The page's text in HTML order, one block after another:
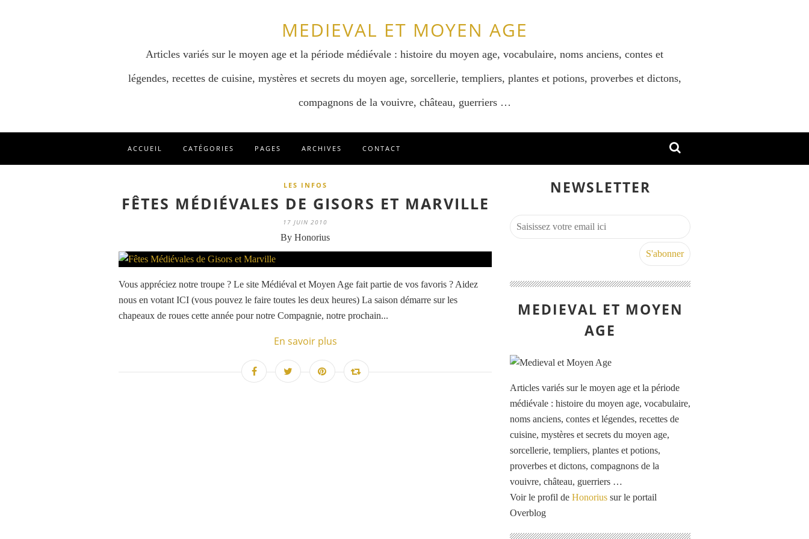
MEDIEVAL ET MOYEN AGE
Articles variés sur le moyen age et la période médiévale : histoire du moyen age, vocabulaire, noms anciens, contes et
légendes, recettes de cuisine, mystères et secrets du moyen age, sorcellerie, templiers, plantes et potions, proverbes et dictons,
compagnons de la vouivre, château, guerriers …
ACCUEIL CATÉGORIES PAGES ARCHIVES CONTACT
LES INFOS
FÊTES MÉDIÉVALES DE GISORS ET MARVILLE
17 JUIN 2010
By Honorius
Vous appréciez notre troupe ? Le site Médiéval et Moyen Age fait partie de vos favoris ? Aidez
nous en votant ICI (vous pouvez le faire toutes les deux heures) La saison démarre sur les
chapeaux de roues cette année pour notre Compagnie, notre prochain...
En savoir plus
NEWSLETTER
MEDIEVAL ET MOYEN
AGE
Articles variés sur le moyen age et la période
médiévale : histoire du moyen age, vocabulaire,
noms anciens, contes et légendes, recettes de
cuisine, mystères et secrets du moyen age,
sorcellerie, templiers, plantes et potions,
proverbes et dictons, compagnons de la
vouivre, château, guerriers …
Voir le profil de Honorius sur le portail
Overblog